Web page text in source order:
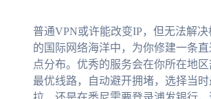
普通VPN或许能改变IP，但无法解
的国际网络海洋中，为你修建一条
点分布。优秀的服务会在你所在地
最优线路，自动避开拥堵，选择当